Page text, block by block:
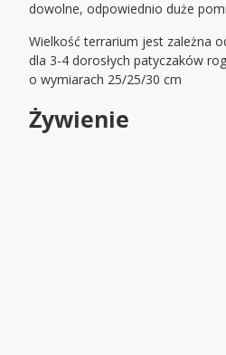
dowolne, odpowiednio duże
Wielkość terrarium jest zależna
dla 3-4 dorosłych patyczaków
o wymiarach 25/25/30 cm
Żywienie